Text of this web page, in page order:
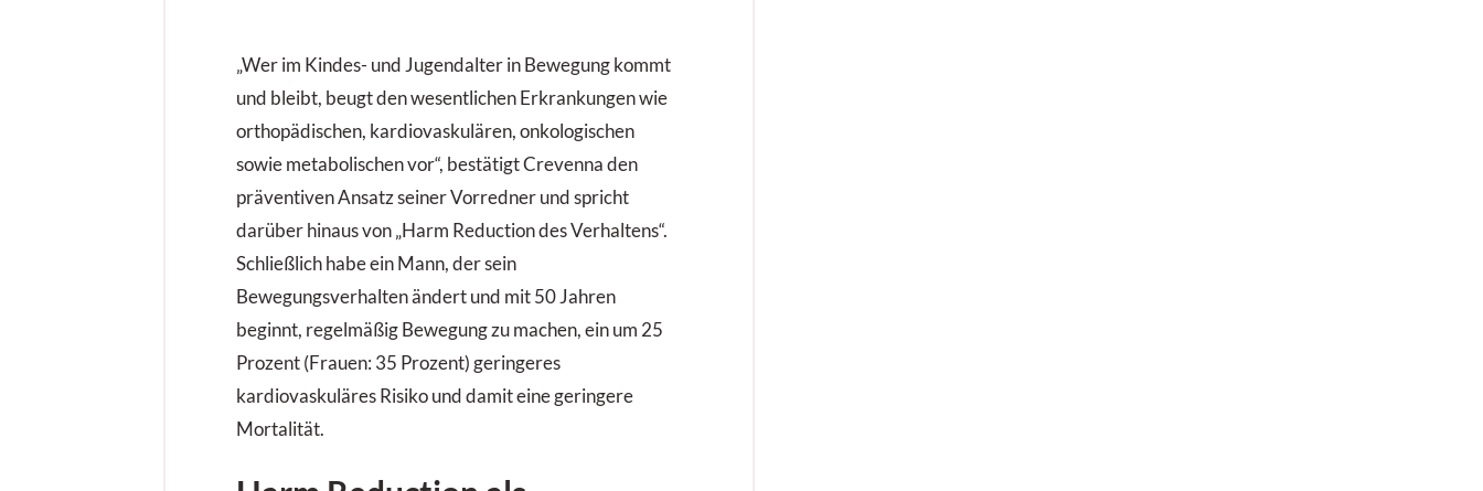
„Wer im Kindes- und Jugendalter in Bewegung kommt
und bleibt, beugt den wesentlichen Erkrankungen wie
orthopädischen, kardiovaskulären, onkologischen
sowie metabolischen vor“, bestätigt Crevenna den
präventiven Ansatz seiner Vorredner und spricht
darüber hinaus von „Harm Reduction des Verhaltens“.
Schließlich habe ein Mann, der sein
Bewegungsverhalten ändert und mit 50 Jahren
beginnt, regelmäßig Bewegung zu machen, ein um 25
Prozent (Frauen: 35 Prozent) geringeres
kardiovaskuläres Risiko und damit eine geringere
Mortalität.